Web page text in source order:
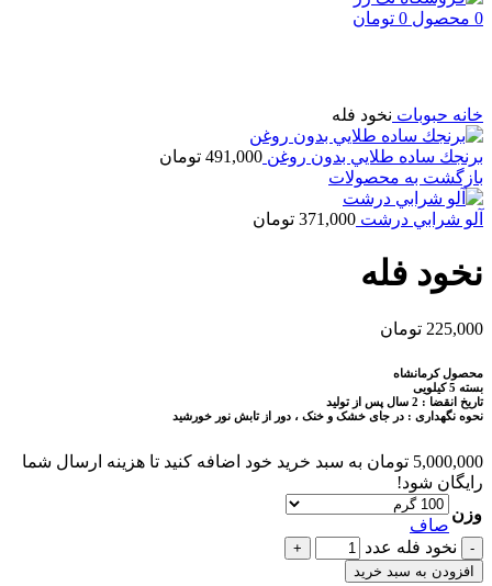
0 محصول 0 تومان
خانه حبوبات نخود فله
برنجك ساده طلايي بدون روغن 491,000 تومان
بازگشت به محصولات
آلو شرابي درشت 371,000 تومان
نخود فله
225,000 تومان
محصول کرمانشاه
بسته 5 کیلویی
تاریخ انقضا : 2 سال پس از تولید
نحوه نگهداری : در جای خشک و خنک ، دور از تابش نور خورشید
5,000,000 تومان به سبد خرید خود اضافه کنید تا هزینه ارسال شما
رایگان شود!
وزن
صاف
نخود فله عدد
افزودن به سبد خرید